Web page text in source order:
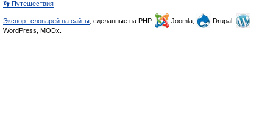
👣 Путешествия
Экспорт словарей на сайты , сделанные на PHP, Joomla,
Drupal,
WordPress, MODx.